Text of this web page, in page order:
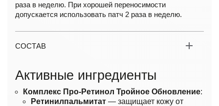
раза в неделю. При хорошей переносимости
допускается использовать патч 2 раза в неделю.
СОСТАВ
Активные ингредиенты
Комплекс Про-Ретинол Тройное Обновление:
Ретинилпальмитат — защищает кожу от